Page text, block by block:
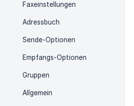
Faxeinstellungen
Adressbuch
Sende-Optionen
Empfangs-Optionen
Gruppen
Allgemein